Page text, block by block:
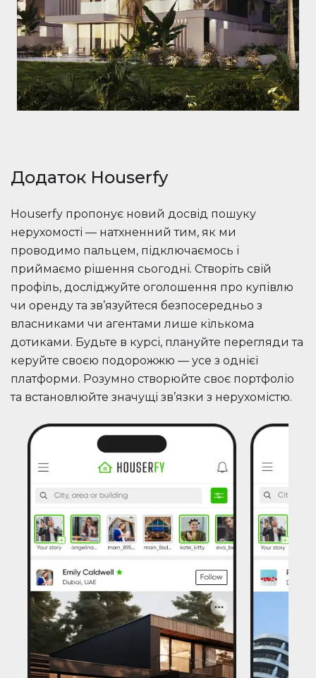
Додаток Houserfy
Houserfy пропонує новий досвід пошуку
нерухомості — натхненний тим, як ми
проводимо пальцем, підключаємось і
приймаємо рішення сьогодні. Створіть свій
профіль, досліджуйте оголошення про купівлю
чи оренду та зв’язуйтеся безпосередньо з
власниками чи агентами лише кількома
дотиками. Будьте в курсі, плануйте перегляди та
керуйте своєю подорожжю — усе з однієї
платформи. Розумно створюйте своє портфоліо
та встановлюйте значущі зв’язки з нерухомістю.